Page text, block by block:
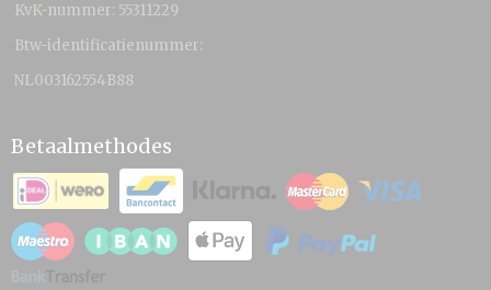
KvK-nummer: 55311229
Btw-identificatienummer:
NL003162554B88
Betaalmethodes